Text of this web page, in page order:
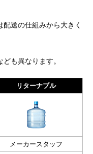
送の仕組みから大きく
も異なります。
リターナブル
メーカースタッフ